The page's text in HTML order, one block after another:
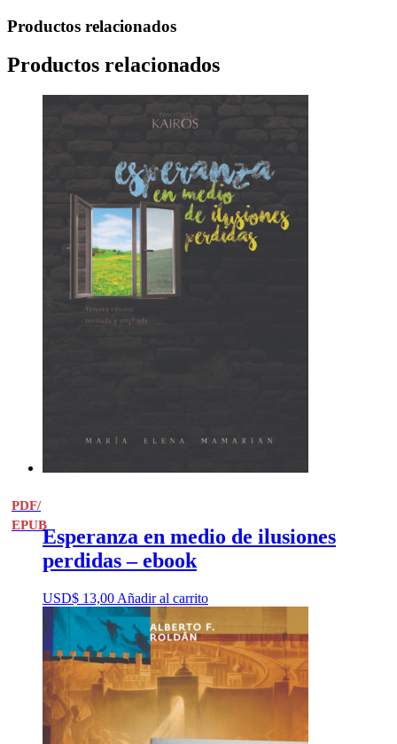
Productos relacionados
Productos relacionados
PDF/
EPUBEsperanza en medio de ilusiones
perdidas – ebook
USD$ 13,00 Añadir al carrito